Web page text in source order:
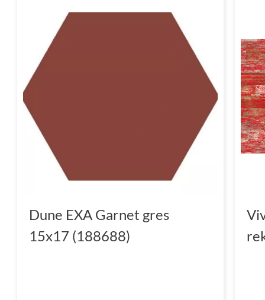
Dune EXA Garnet gres
15x17 (188688)